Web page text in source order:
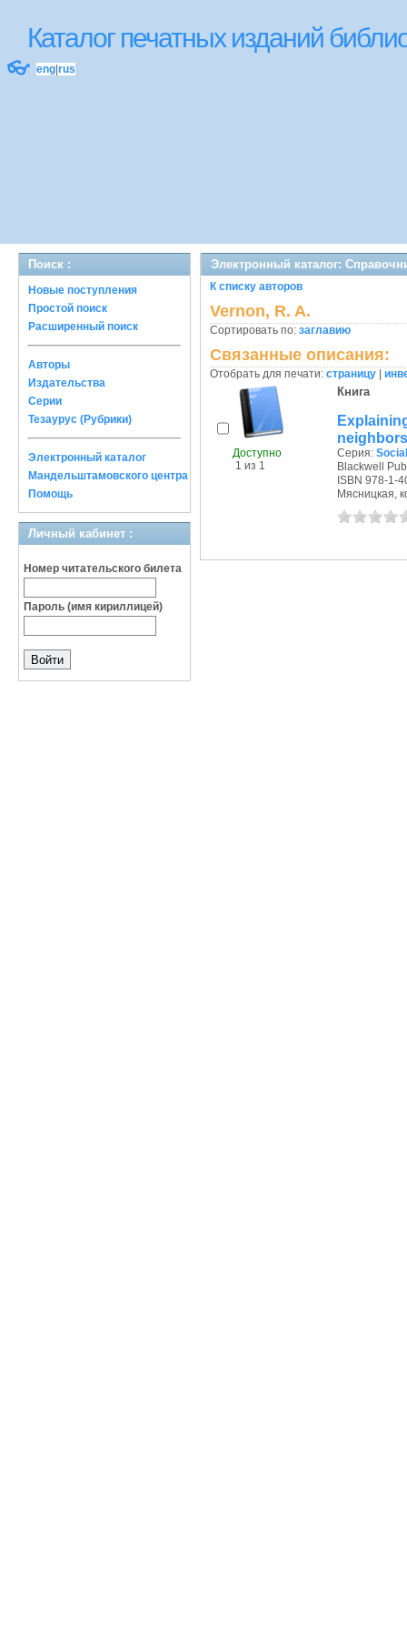
Каталог печатных изданий
👓 eng rus
Поиск :
Новые поступления
Простой поиск
Расширенный поиск
Авторы
Издательства
Серии
Тезаурус (Рубрики)
Электронный каталог
Мандельштамовского центра
Помощь
Личный кабинет :
Номер читательского билета
Пароль (имя кириллицей)
Электронный каталог:
К списку авторов
Vernon, R. A.
Сортировать по: заглавию
Связанные описания:
Отобрать для печати: страницу
Доступно
1 из 1
Книга
Серия:
Blackwell
ISBN 978-1-
Мясницкая,